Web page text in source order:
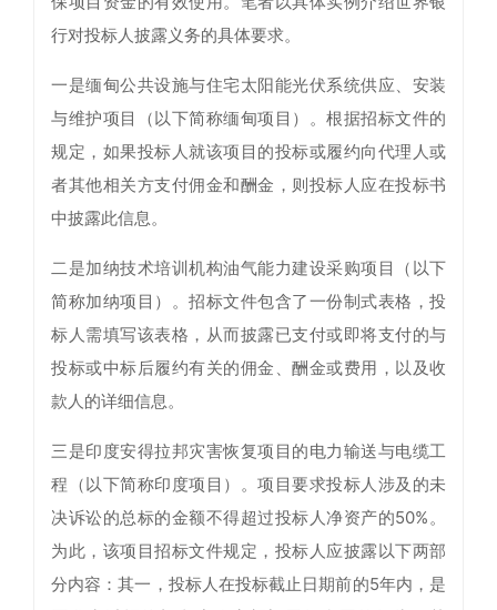
行对投标人披露义务的具体要求。
一是缅甸公共设施与住宅太阳能光伏系统供应、安装
与维护项目（以下简称缅甸项目）。根据招标文件的
规定，如果投标人就该项目的投标或履约向代理人或
者其他相关方支付佣金和酬金，则投标人应在投标书
中披露此信息。
二是加纳技术培训机构油气能力建设采购项目（以下
简称加纳项目）。招标文件包含了一份制式表格，投
标人需填写该表格，从而披露已支付或即将支付的与
投标或中标后履约有关的佣金、酬金或费用，以及收
款人的详细信息。
三是印度安得拉邦灾害恢复项目的电力输送与电缆工
程（以下简称印度项目）。项目要求投标人涉及的未
决诉讼的总标的金额不得超过投标人净资产的50%。
为此，该项目招标文件规定，投标人应披露以下两部
分内容：其一，投标人在投标截止日期前的5年内，是